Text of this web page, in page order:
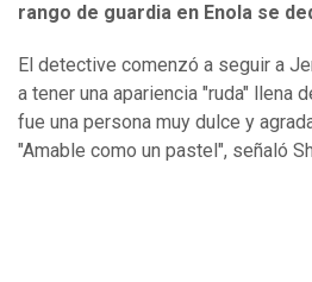
rango de guardia en Enola se
El detective comenzó a seguir a
a tener una apariencia "ruda" llena
fue una persona muy dulce y
"Amable como un pastel", señaló